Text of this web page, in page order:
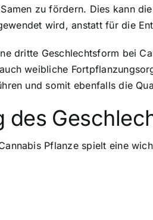
zu fördern. Dies kann
wird, anstatt für die
dritte Geschlechtsform bei
weibliche
und somit ebenfalls die
des
Pflanze spielt eine